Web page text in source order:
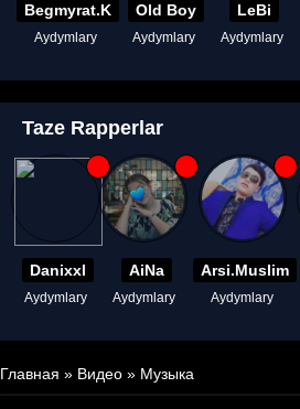
Begmyrat.K
Aydymlary
Old Boy
Aydymlary
LeBi
Aydymlary
Taze Rapperlar
Danixxl
Aydymlary
AiNa
Aydymlary
Arsi.Muslim
Aydymlary
Главная » Видео » Музыка